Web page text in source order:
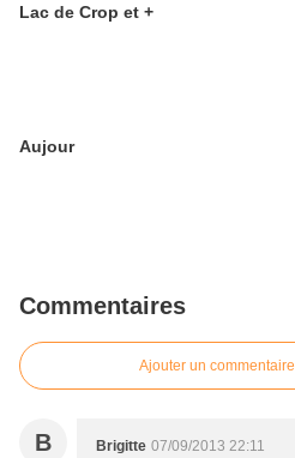
Lac de Crop et +
Aujour
Commentaires
Ajouter un commentaire
B Brigitte 07/09/2013 22:11